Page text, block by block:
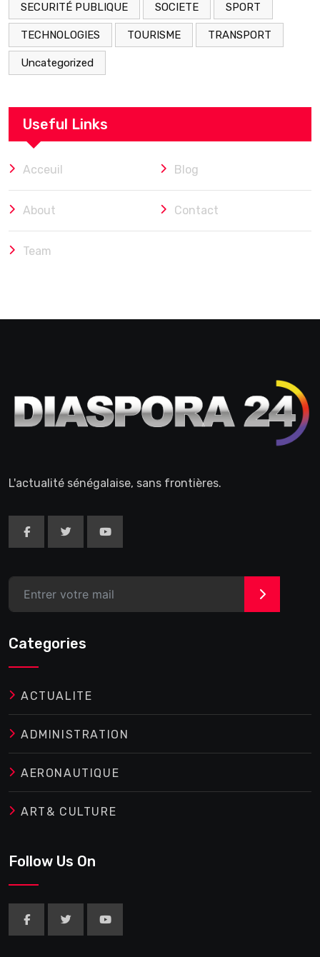
SECURITÉ PUBLIQUE SOCIETE SPORT
TECHNOLOGIES TOURISME TRANSPORT
Uncategorized
Useful Links
Acceuil Blog
About Contact
Team
L'actualité sénégalaise, sans frontières.
>
Categories
ACTUALITE
ADMINISTRATION
AERONAUTIQUE
ART& CULTURE
Follow Us On